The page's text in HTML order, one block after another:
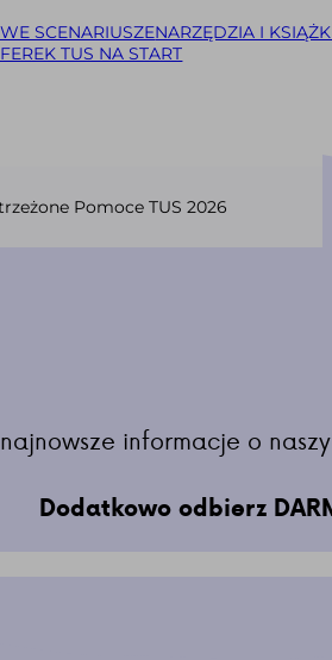
SCENARIUSZENARZĘDZIA I
TUS NA START
Pomoce TUS 2026
informacje o
Dodatkowo odbierz